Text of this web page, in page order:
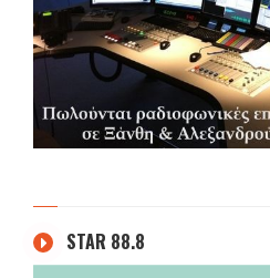
STAR 88.8